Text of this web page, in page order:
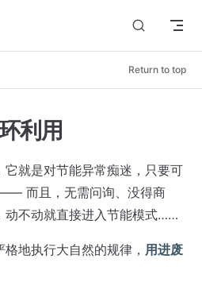
Return to top
利用
它就是对节能异常痴迷，只要可
而且，无需问询、没得商
动不动就直接进入节能模式……
地执行大自然的规律， 用进废